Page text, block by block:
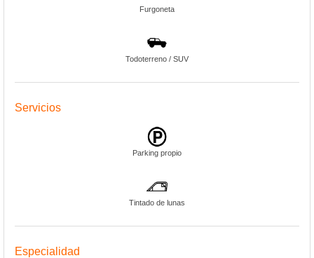
Furgoneta
Todoterreno / SUV
Servicios
Parking propio
Tintado de lunas
Especialidad